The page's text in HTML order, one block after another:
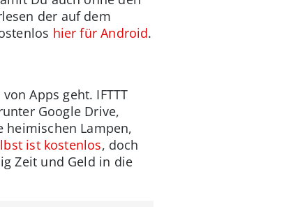
der auf dem
hier für Android.
Apps geht. IFTTT
Google Drive,
heimischen Lampen,
ist kostenlos, doch
Zeit und Geld in die